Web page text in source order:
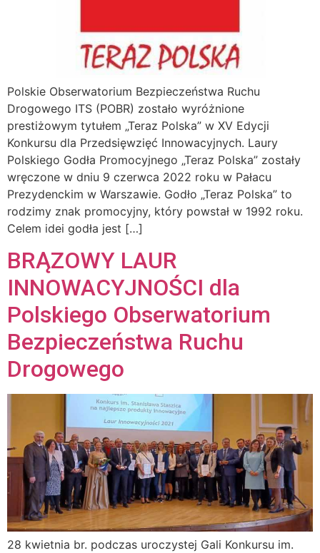
Polskie Obserwatorium Bezpieczeństwa Ruchu
Drogowego ITS (POBR) zostało wyróżnione
prestiżowym tytułem „Teraz Polska” w XV Edycji
Konkursu dla Przedsięwzięć Innowacyjnych. Laury
Polskiego Godła Promocyjnego „Teraz Polska” zostały
wręczone w dniu 9 czerwca 2022 roku w Pałacu
Prezydenckim w Warszawie. Godło „Teraz Polska” to
rodzimy znak promocyjny, który powstał w 1992 roku.
Celem idei godła jest […]
BRĄZOWY LAUR
INNOWACYJNOŚCI dla
Polskiego Obserwatorium
Bezpieczeństwa Ruchu
Drogowego
28 kwietnia br. podczas uroczystej Gali Konkursu im.